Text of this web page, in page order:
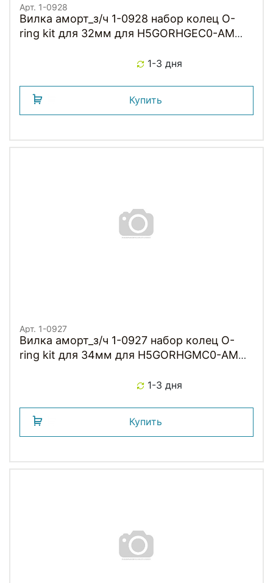
Арт. 1-0928
Вилка аморт_з/ч 1-0928 набор колец O-
ring kit для 32мм для H5GORHGEC0-AM
1-3 дня
Купить
Арт. 1-0927
Вилка аморт_з/ч 1-0927 набор колец O-
ring kit для 34мм для H5GORHGMC0-AM
1-3 дня
Купить